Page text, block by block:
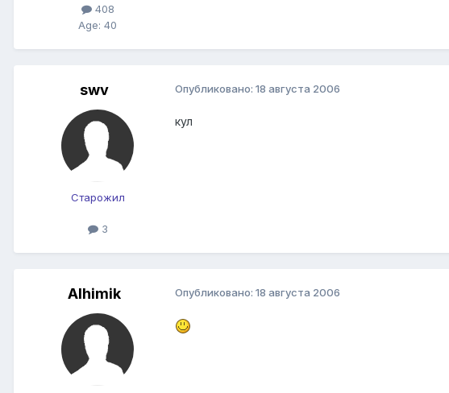
408
Age: 40
swv
Старожил
3
Опубликовано: 18 августа 2006
кул
Alhimik Опубликовано: 18 августа 2006